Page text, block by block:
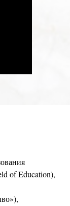
of Education),